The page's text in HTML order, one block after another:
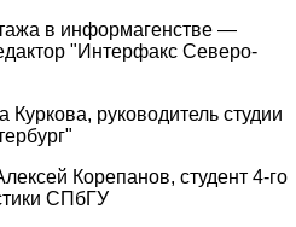
в информагенстве —
"Интерфакс Северо-
руководитель студии
Корепанов, студент 4-го
СПбГУ